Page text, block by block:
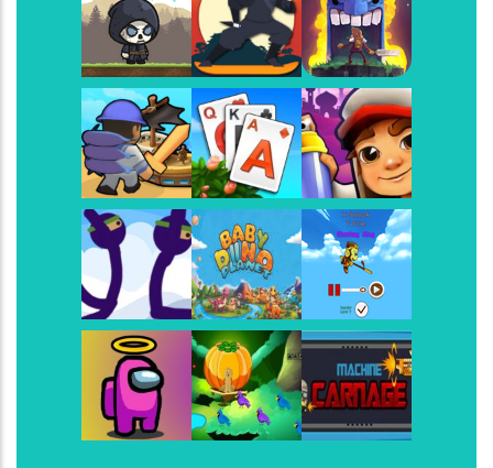
Play Play Play
Play Play Play
Play Play Play